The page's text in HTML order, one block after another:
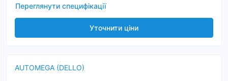
Переглянути специфікації
Уточнити ціни
AUTOMEGA (DELLO)